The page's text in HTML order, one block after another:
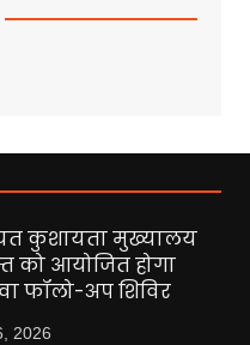
कुशायता मुख्यालय
को आयोजित होगा
फॉलो-अप शिविर
2026